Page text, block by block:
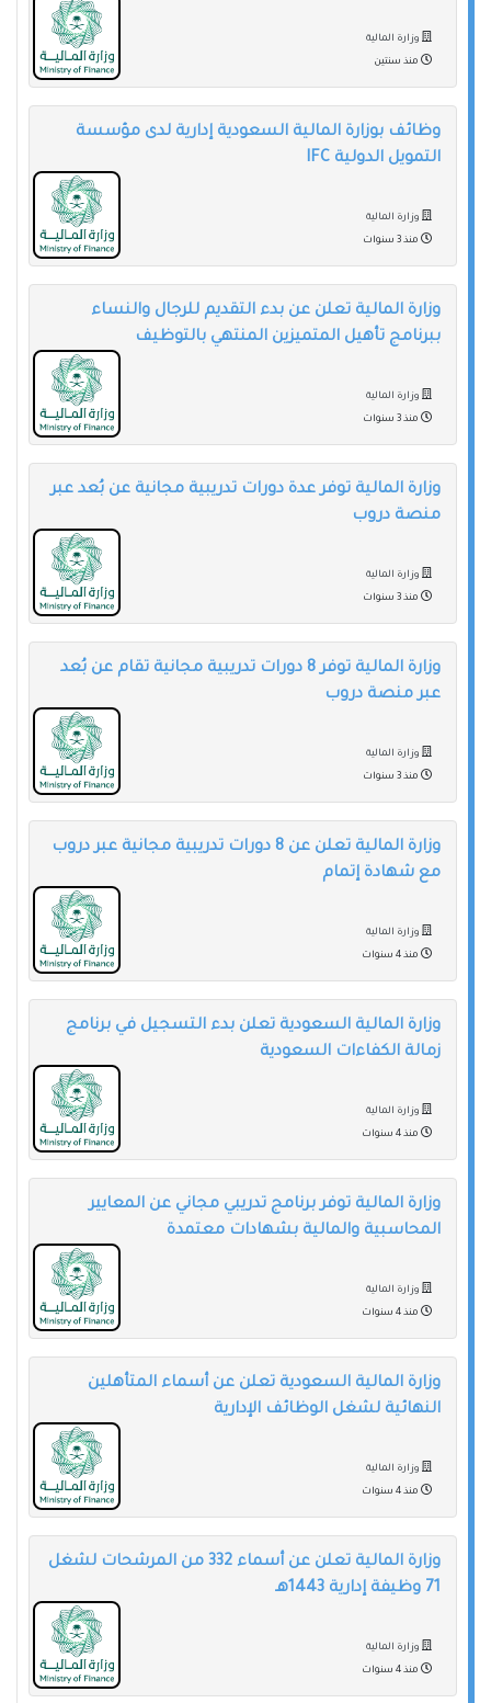
وزارة المالية
منذ سنتين
وظائف بوزارة المالية السعودية إدارية لدى مؤسسة
التمويل الدولية IFC
وزارة المالية
منذ 3 سنوات
وزارة المالية تعلن عن بدء التقديم للرجال والنساء
ببرنامج تأهيل المتميزين المنتهي بالتوظيف
وزارة المالية
منذ 3 سنوات
وزارة المالية توفر عدة دورات تدريبية مجانية عن بُعد عبر
منصة دروب
وزارة المالية
منذ 3 سنوات
وزارة المالية توفر 8 دورات تدريبية مجانية تقام عن بُعد
عبر منصة دروب
وزارة المالية
منذ 3 سنوات
وزارة المالية تعلن عن 8 دورات تدريبية مجانية عبر دروب
مع شهادة إتمام
وزارة المالية
منذ 4 سنوات
وزارة المالية السعودية تعلن بدء التسجيل في برنامج
زمالة الكفاءات السعودية
وزارة المالية
منذ 4 سنوات
وزارة المالية توفر برنامج تدريبي مجاني عن المعايير
المحاسبية والمالية بشهادات معتمدة
وزارة المالية
منذ 4 سنوات
وزارة المالية السعودية تعلن عن أسماء المتأهلين
النهائية لشغل الوظائف الإدارية
وزارة المالية
منذ 4 سنوات
وزارة المالية تعلن عن أسماء 332 من المرشحات لشغل
71 وظيفة إدارية 1443هـ
وزارة المالية
منذ 4 سنوات